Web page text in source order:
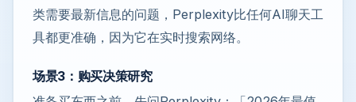
类需要最新信息的问题，Perplexity比任何AI聊天工
具都更准确，因为它在实时搜索网络。
场景3：购买决策研究